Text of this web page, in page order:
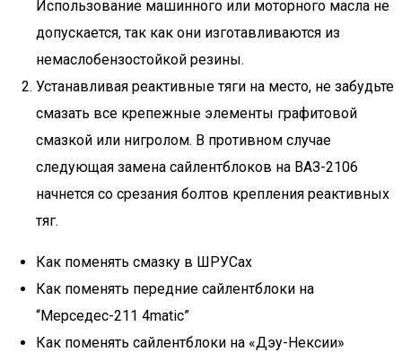
Использование машинного или моторного масла не
допускается, так как они изготавливаются из
немаслобензостойкой резины.
Устанавливая реактивные тяги на место, не забудьте
смазать все крепежные элементы графитовой
смазкой или нигролом. В противном случае
следующая замена сайлентблоков на ВАЗ-2106
начнется со срезания болтов крепления реактивных
тяг.
Как поменять смазку в ШРУСах
Как поменять передние сайлентблоки на
“Мерседес-211 4matic”
Как поменять сайлентблоки на «Дэу-Нексии»